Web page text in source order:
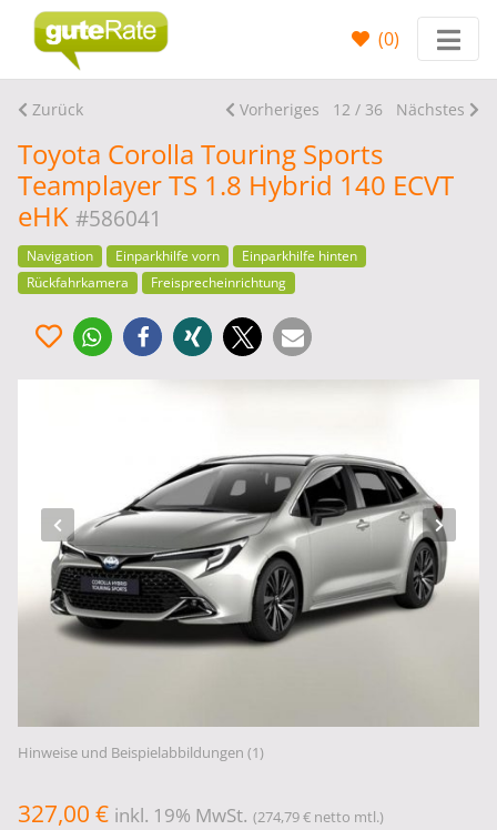
(0)
Zurück Vorheriges 12 / 36 Nächstes
Toyota Corolla Touring Sports
Teamplayer TS 1.8 Hybrid 140 ECVT
eHK #586041
Navigation Einparkhilfe vorn
Einparkhilfe hinten
Rückfahrkamera
Freisprecheinrichtung
Hinweise und Beispielabbildungen (1)
327,00 € inkl. 19% MwSt. (274,79 € netto mtl.)